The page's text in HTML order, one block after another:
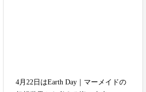
4月22日はEarth Day｜マーメイドの